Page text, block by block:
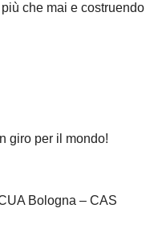
che mai e costruendo
giro per il mondo!
Bologna – CAS